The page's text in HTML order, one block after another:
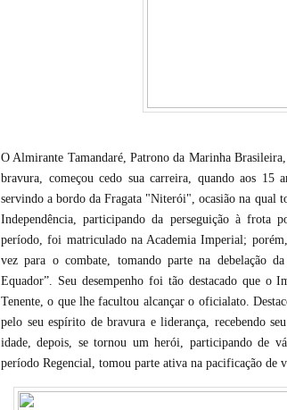
O Almirante Tamandaré, Patrono da Marinha
bravura, começou cedo sua carreira, quando aos 15
servindo a bordo da Fragata "Niterói", ocasião na qual
Independência, participando da perseguição à frota
período, foi matriculado na Academia Imperial;
vez para o combate, tomando parte na debelação
Equador”. Seu desempenho foi tão destacado que o
Tenente, o que lhe facultou alcançar o oficialato.
pelo seu espírito de bravura e liderança, recebendo
idade, depois, se tornou um herói, participando de
período Regencial, tomou parte ativa na pacificação de